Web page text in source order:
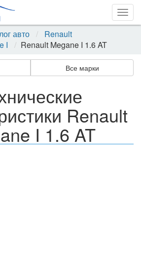
авто
Renault
I
Renault Megane I 1.6 AT
Все марки
Renault
I 1.6 AT